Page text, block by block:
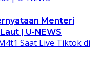
Menteri
| U-NEWS